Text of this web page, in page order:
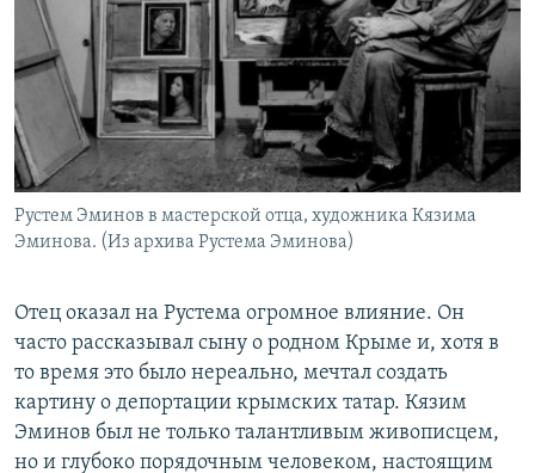
Рустем Эминов в мастерской отца, художника Кязима
Эминова. (Из архива Рустема Эминова)
Отец оказал на Рустема огромное влияние. Он
часто рассказывал сыну о родном Крыме и, хотя в
то время это было нереально, мечтал создать
картину о депортации крымских татар. Кязим
Эминов был не только талантливым живописцем,
но и глубоко порядочным человеком, настоящим